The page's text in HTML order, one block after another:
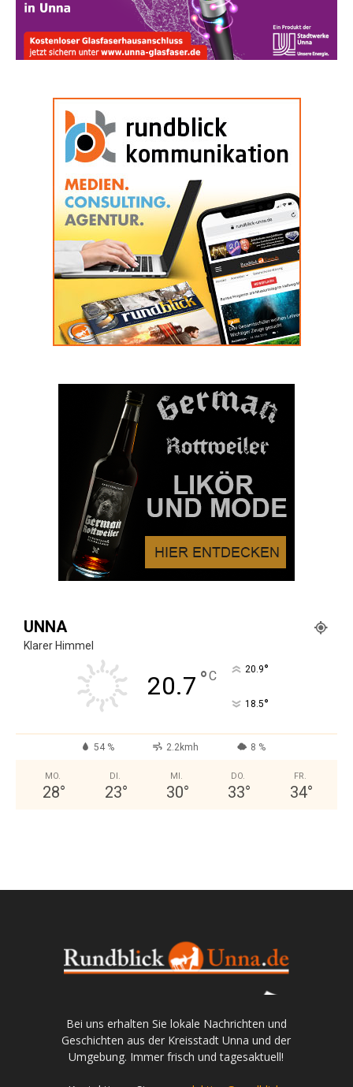
UNNA
Klarer Himmel
20.7 °C 20.9°
18.5°
54 % 2.2kmh 8 %
MO.
28°
DI.
23°
MI.
30°
DO.
33°
FR.
34°
Bei uns erhalten Sie lokale Nachrichten und
Geschichten aus der Kreisstadt Unna und der
Umgebung. Immer frisch und tagesaktuell!